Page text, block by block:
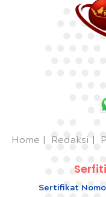
Home Redaksi
Sertifikat